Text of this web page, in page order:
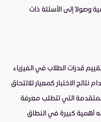
وصولًا إلى الأسئلة ذات
قدرات الطلاب في الفيزياء
نتائج الاختبار كمعيار للالتحاق
المتقدمة التي تتطلب معرفة
أهمية كبيرة في النطاق